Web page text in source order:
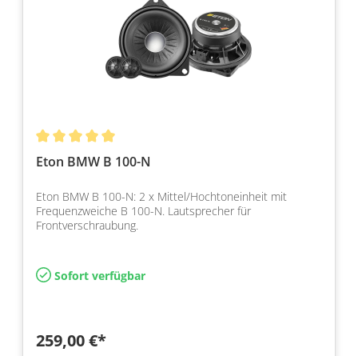
Eton BMW B 100-N
Eton BMW B 100-N: 2 x Mittel/Hochtoneinheit mit
Frequenzweiche B 100-N. Lautsprecher für
Frontverschraubung.
Sofort verfügbar
259,00 €*